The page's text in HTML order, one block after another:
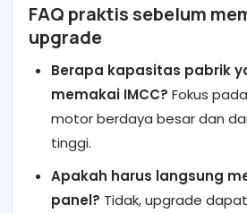
FAQ praktis sebelum
upgrade
Berapa kapasitas pabrik
memakai IMCC? Fokus
motor berdaya besar dan
tinggi.
Apakah harus langsung
panel? Tidak, upgrade